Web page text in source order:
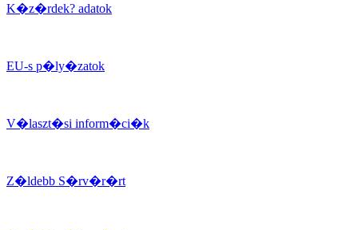
K�z�rdek? adatok
EU-s p�ly�zatok
V�laszt�si inform�ci�k
Z�ldebb S�rv�r�rt